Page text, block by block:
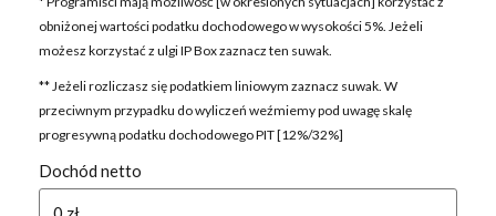
obniżonej wartości podatku dochodowego w wysokości 5%. Jeżeli
możesz korzystać z ulgi IP Box zaznacz ten suwak.
** Jeżeli rozliczasz się podatkiem liniowym zaznacz suwak. W
przeciwnym przypadku do wyliczeń weźmiemy pod uwagę skalę
progresywną podatku dochodowego PIT [12%/32%]
Dochód netto